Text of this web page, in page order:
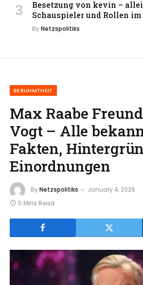
Besetzung von kevin –
Schauspieler und Rollen
ByNetzspolitiks
BERUHMTHEIT
Max Raabe
Vogt – Alle
Fakten,
Einordnungen
ByNetzspolitiks January 4, 2026
5 Mins Read